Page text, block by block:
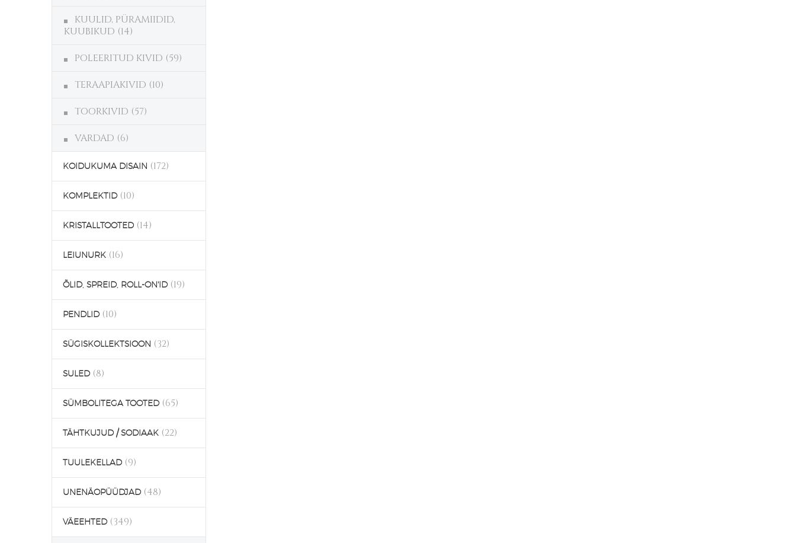
KUULID, PÜRAMIIDID,
KUUBIKUD (14)
POLEERITUD KIVID (59)
TERAAPIAKIVID (10)
TOORKIVID (57)
VARDAD (6)
KOIDUKUMA DISAIN (172)
KOMPLEKTID (10)
KRISTALLTOOTED (14)
LEIUNURK (16)
ÕLID, SPREID, ROLL-ON'ID (19)
PENDLID (10)
SÜGISKOLLEKTSIOON (32)
SULED (8)
SÜMBOLITEGA TOOTED (65)
TÄHTKUJUD / SODIAAK (22)
TUULEKELLAD (9)
UNENÄOPÜÜDJAD (48)
VÄEEHTED (349)